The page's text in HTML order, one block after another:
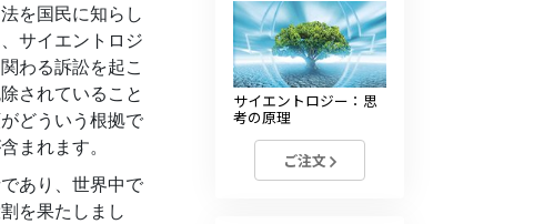
ティア･ミニ
結婚
感情のトーン・スケール
薬物に対する解決策
を国民に知らし
サイエントロジ
わる訴訟を起こ
されていること
どういう根拠で
まれます。
あり、世界中で
を果たしまし
サイエントロジー：思
考の原理
ご注文